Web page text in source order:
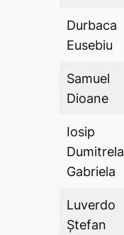
Durbaca
Eusebiu
Samuel
Dioane
Iosip
Dumitrela
Gabriela
Luverdo
Ștefan